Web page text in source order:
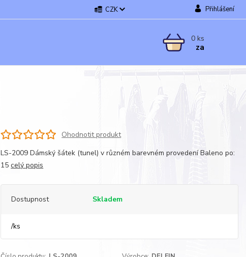
CZK Přihlášení
0 ks
za
Ohodnotit produkt
LS-2009 Dámský šátek (tunel) v různém barevném provedení Baleno po:
15celý popis
Dostupnost Skladem
/ks